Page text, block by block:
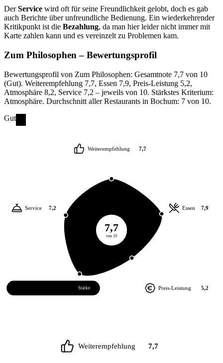
DerService wird oft für seine Freundlichkeit gelobt, doch es gab
auch Berichte über unfreundliche Bedienung. Ein wiederkehrender
Kritikpunkt ist die Bezahlung, da man hier leider nicht immer mit
Karte zahlen kann und es vereinzelt zu Problemen kam.
Zum Philosophen – Bewertungsprofil
Bewertungsprofil von Zum Philosophen: Gesamtnote 7,7 von 10
(Gut). Weiterempfehlung 7,7, Essen 7,9, Preis-Leistung 5,2,
Atmosphäre 8,2, Service 7,2 – jeweils von 10. Stärkstes Kriterium:
Atmosphäre. Durchschnitt aller Restaurants in Bochum: 7 von 10.
Gut
7,7
von 10
Weiterempfehlung 7,7
Essen 7,9
Preis-Leistung 5,2
Stärke
Service 7,2
Weiterempfehlung 7,7